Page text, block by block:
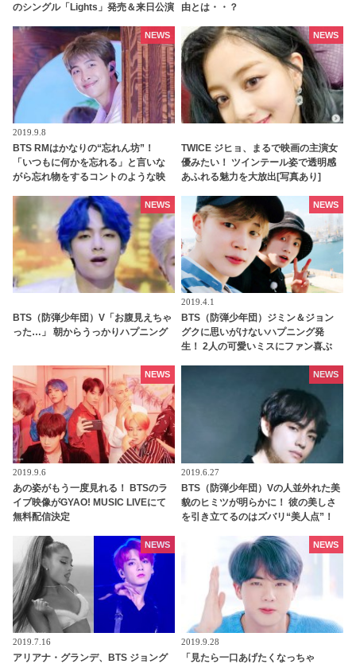
のシングル「Lights」発売＆来日公演
由とは・・？
2019.9.8
BTS RMはかなりの“忘れん坊”！
「いつもに何かを忘れる」と言いな
がら忘れ物をするコントのような映
NEWS
TWICE ジヒョ、まるで映画の主演女
優みたい！ ツインテール姿で透明感
あふれる魅力を大放出[写真あり]
NEWS
BTS（防弾少年団）V「お腹見えちゃ
った…」 朝からうっかりハプニング
NEWS
2019.4.1
BTS（防弾少年団）ジミン＆ジョン
グクに思いがけないハプニング発
生！ 2人の可愛いミスにファン喜ぶ
NEWS
2019.9.6
あの姿がもう一度見れる！ BTSのラ
イブ映像がGYAO! MUSIC LIVEにて
無料配信決定
NEWS
2019.6.27
BTS（防弾少年団）Vの人並外れた美
貌のヒミツが明らかに！ 彼の美しさ
を引き立てるのはズバリ“美人点”！
NEWS
2019.7.16
アリアナ・グランデ、BTS ジョング
NEWS
2019.9.28
「見たら一口あげたくなっちゃ
NEWS